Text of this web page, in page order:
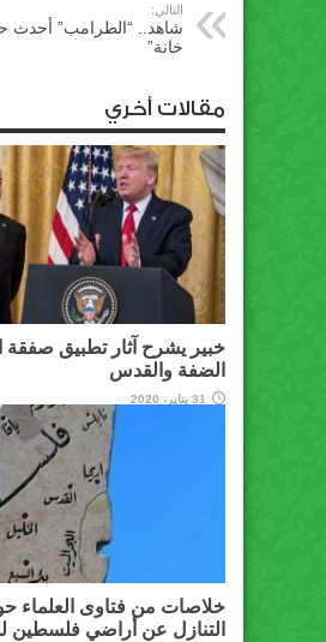
التالي:
شاهد.. “الطرامب” أحدث
خانة”
مقالات أخري
خبير يشرح آثار تطبيق صفقة
الضفة والقدس
31 يناير، 2020
خلاصات من فتاوى العلماء
التنازل عن أراضي فلسطين